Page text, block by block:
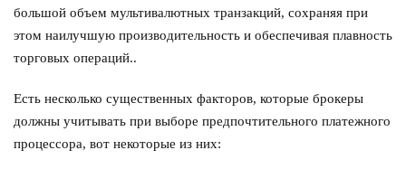
большой объем мультивалютных транзакций, сохраняя при
этом наилучшую производительность и обеспечивая плавность
торговых операций..
Есть несколько существенных факторов, которые брокеры
должны учитывать при выборе предпочтительного платежного
процессора, вот некоторые из них: